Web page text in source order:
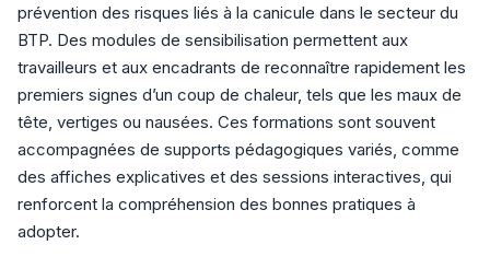
prévention des risques liés à la canicule dans le secteur du
BTP. Des modules de sensibilisation permettent aux
travailleurs et aux encadrants de reconnaître rapidement les
premiers signes d’un coup de chaleur, tels que les maux de
tête, vertiges ou nausées. Ces formations sont souvent
accompagnées de supports pédagogiques variés, comme
des affiches explicatives et des sessions interactives, qui
renforcent la compréhension des bonnes pratiques à
adopter.